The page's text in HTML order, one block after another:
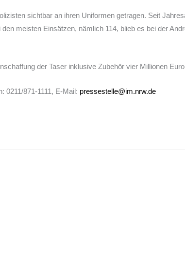
sichtbar an ihren Uniformen getragen. Seit
meisten Einsätzen, nämlich 114, blieb es bei der
der Taser inklusive Zubehör vier Millionen
0211/871-1111, E-Mail: pressestelle@im.nrw.de